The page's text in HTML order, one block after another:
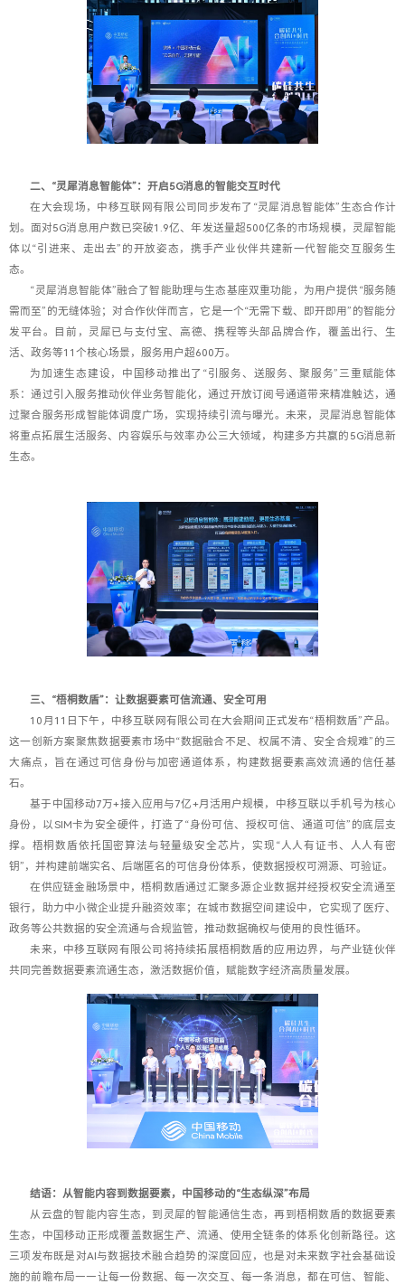
二、“灵犀消息智能体”：开启5G消息的智能交互时代
在大会现场，中移互联网有限公司同步发布了“灵犀消息智能体”生态合作计
划。面对5G消息用户数已突破1.9亿、年发送量超500亿条的市场规模，灵犀智能
体以“引进来、走出去”的开放姿态，携手产业伙伴共建新一代智能交互服务生
态。
“灵犀消息智能体”融合了智能助理与生态基座双重功能，为用户提供“服务随
需而至”的无缝体验；对合作伙伴而言，它是一个“无需下载、即开即用”的智能分
发平台。目前，灵犀已与支付宝、高德、携程等头部品牌合作，覆盖出行、生
活、政务等11个核心场景，服务用户超600万。
为加速生态建设，中国移动推出了“引服务、送服务、聚服务”三重赋能体
系：通过引入服务推动伙伴业务智能化，通过开放订阅号通道带来精准触达，通
过聚合服务形成智能体调度广场，实现持续引流与曝光。未来，灵犀消息智能体
将重点拓展生活服务、内容娱乐与效率办公三大领域，构建多方共赢的5G消息新
生态。
三、“梧桐数盾”：让数据要素可信流通、安全可用
10月11日下午，中移互联网有限公司在大会期间正式发布“梧桐数盾”产品。
这一创新方案聚焦数据要素市场中“数据融合不足、权属不清、安全合规难”的三
大痛点，旨在通过可信身份与加密通道体系，构建数据要素高效流通的信任基
石。
基于中国移动7万+接入应用与7亿+月活用户规模，中移互联以手机号为核心
身份，以SIM卡为安全硬件，打造了“身份可信、授权可信、通道可信”的底层支
撑。梧桐数盾依托国密算法与轻量级安全芯片，实现“人人有证书、人人有密
钥”，并构建前端实名、后端匿名的可信身份体系，使数据授权可溯源、可验证。
在供应链金融场景中，梧桐数盾通过汇聚多源企业数据并经授权安全流通至
银行，助力中小微企业提升融资效率；在城市数据空间建设中，它实现了医疗、
政务等公共数据的安全流通与合规监管，推动数据确权与使用的良性循环。
未来，中移互联网有限公司将持续拓展梧桐数盾的应用边界，与产业链伙伴
共同完善数据要素流通生态，激活数据价值，赋能数字经济高质量发展。
结语：从智能内容到数据要素，中国移动的“生态纵深”布局
从云盘的智能内容生态，到灵犀的智能通信生态，再到梧桐数盾的数据要素
生态，中国移动正形成覆盖数据生产、流通、使用全链条的体系化创新路径。这
三项发布既是对AI与数据技术融合趋势的深度回应，也是对未来数字社会基础设
施的前瞻布局——让每一份数据、每一次交互、每一条消息，都在可信、智能、